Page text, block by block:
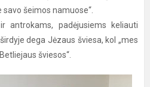
šeimos namuose“.
padėjusiems keliauti
dega Jėzaus šviesa, kol „mes
šviesos“.